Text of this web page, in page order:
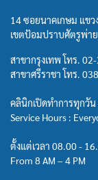
14 ซอยนาคเกษม แข
เขตป้อมปราบศัตรูพ่า
สาขากรุงเทพ โทร.
สาขาศรีราชา โทร.
คลินิกเปิดทำการทุกวั
Service Hours :
ตั้งแต่เวลา 08.00 -
From 8 AM – 4 PM